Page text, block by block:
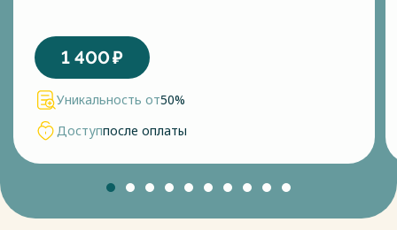
1 400₽
Уникальность от50%
Доступпосле оплаты